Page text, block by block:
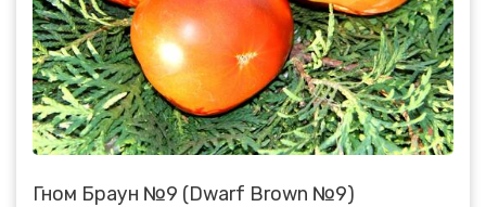
Гном Браун №9 (Dwarf Brown №9)